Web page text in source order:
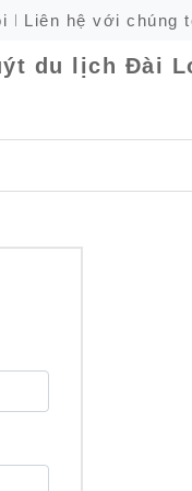
Liên hệ với chúng
du lịch Đài